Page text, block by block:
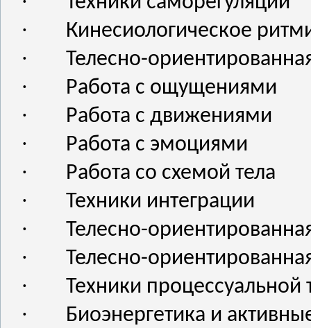
· Кинесиологическое
· Телесно-
· Работа с ощущениями
· Работа с движениями
· Работа с эмоциями
· Работа со схемой тела
· Техники интеграции
· Телесно-
· Телесно-
· Техники
· Биоэнергетика и